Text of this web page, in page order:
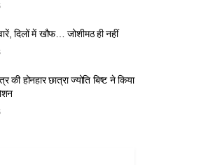
दिलों में खौफ… जोशीमठ ही नहीं
की होनहार छात्रा ज्योति बिष्ट ने किया